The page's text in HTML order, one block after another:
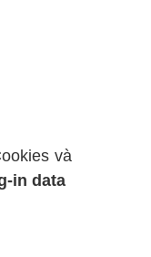
và
in data